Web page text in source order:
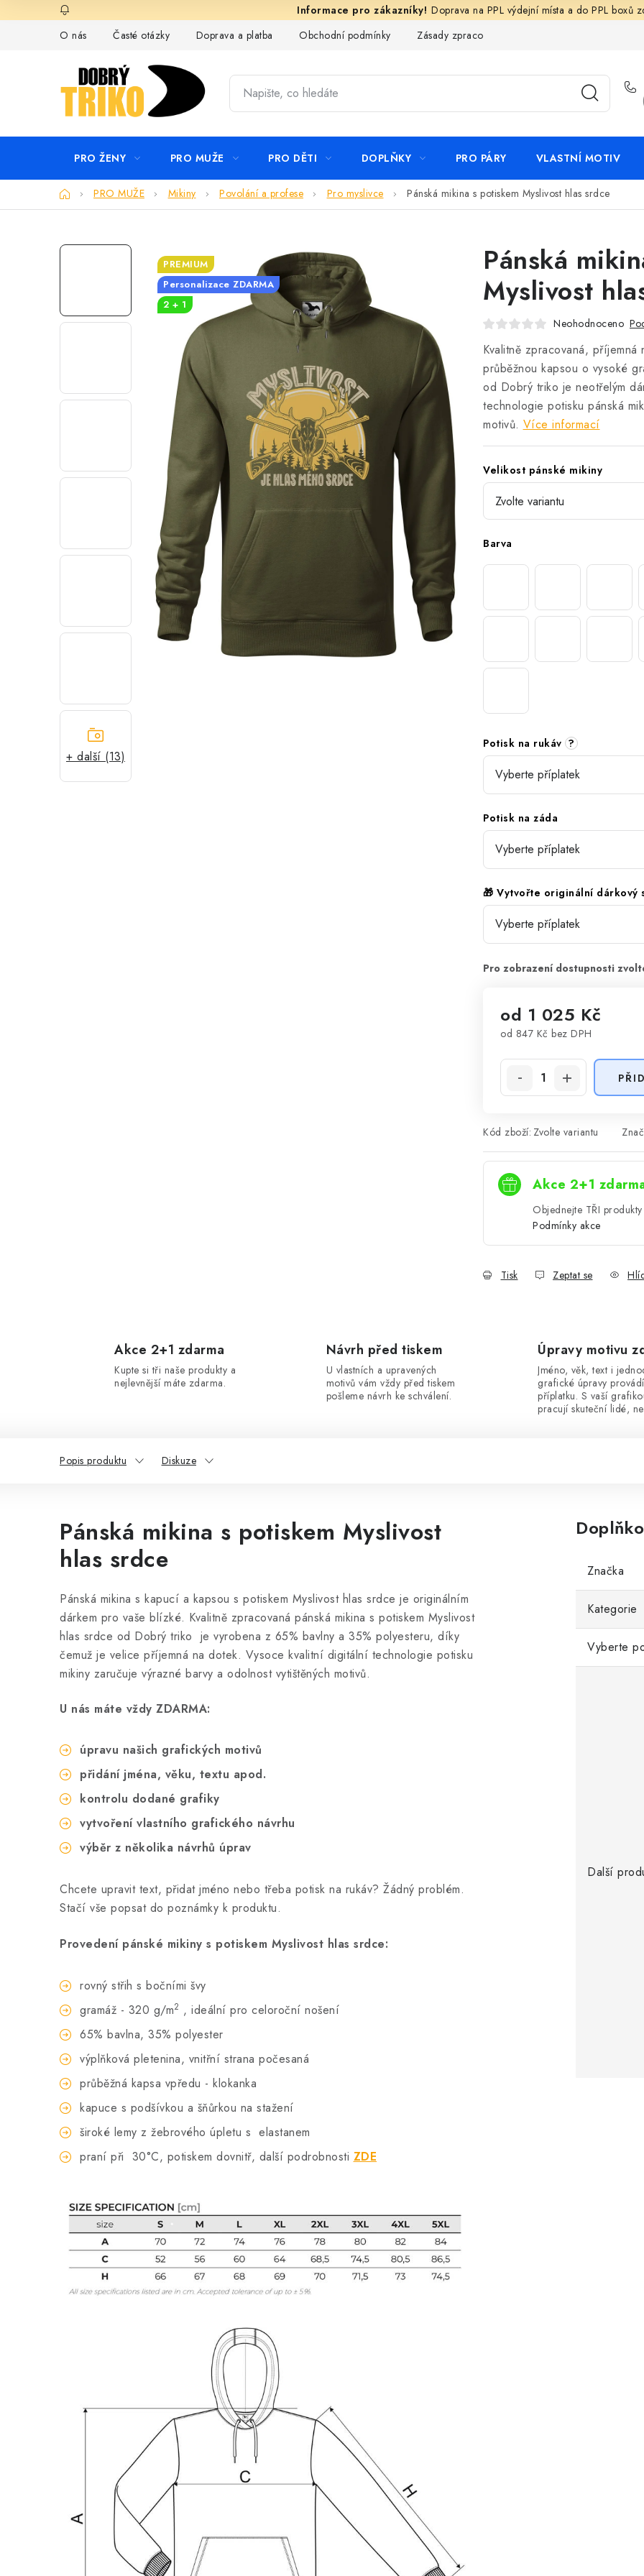
na
Doprava na PPL výdejní místa a do PPL boxů
O nás
Časté otázky Doprava a platba Obchodní podmínky Zásady zpracování ochrany osobních údajů
PRO ŽENY PRO MUŽE PRO DĚTI DOPLŇKY PRO PÁRY VLASTNÍ MOTIV
DomůPRO MUŽE Mikiny Povolání a profese Pro myslivce Pánská mikina s potiskem Myslivost hlas srdce
+ další (13)
Pánská
Myslivost
Neohodnoceno
Kvalitně zpracovaná,
průběžnou kapsou o vysoké
od Dobrý triko je neotřelým
technologie potisku pánská
motivů. Více informací
Velikost pánské mikiny
Barva
Potisk na rukáv ?
Potisk na záda
🎁 Vytvořte originální dárkový
od 1 025 Kč
od 847 Kč bez DPH
Kód zboží: Zvolte variantu
Akce 2+1
Objednejte TŘI
Podmínky akce
Tisk Zeptat se
PREMIUM
Personalizace ZDARMA
2 + 1
Akce 2+1 zdarma
Kupte si tři naše produkty a
nejlevnější máte zdarma.
Návrh před tiskem
U vlastních a upravených
motivů vám vždy před tiskem
pošleme návrh ke schválení.
Úpravy motivu
Jméno, věk, text i
grafické úpravy
příplatku. S vaší
pracují skuteční lidé,
Popis produktu Diskuze
Pánská mikina s potiskem Myslivost
hlas srdce
Pánská mikina s kapucí a kapsou s potiskem Myslivost hlas srdce je originálním
dárkem pro vaše blízké. Kvalitně zpracovaná pánská mikina s potiskem Myslivost
hlas srdce od Dobrý triko je vyrobena z 65% bavlny a 35% polyesteru, díky
čemuž je velice příjemná na dotek. Vysoce kvalitní digitální technologie potisku
mikiny zaručuje výrazné barvy a odolnost vytištěných motivů.
U nás máte vždy ZDARMA:
úpravu našich grafických motivů
přidání jména, věku, textu apod.
kontrolu dodané grafiky
vytvoření vlastního grafického návrhu
výběr z několika návrhů úprav
Chcete upravit text, přidat jméno nebo třeba potisk na rukáv? Žádný problém.
Stačí vše popsat do poznámky k produktu.
Provedení pánské mikiny s potiskem Myslivost hlas srdce:
rovný střih s bočními švy
gramáž - 320 g/m2 , ideální pro celoroční nošení
65% bavlna, 35% polyester
výplňková pletenina, vnitřní strana počesaná
průběžná kapsa vpředu - klokanka
kapuce s podšívkou a šňůrkou na stažení
široké lemy z žebrového úpletu s elastanem
praní při 30°C, potiskem dovnitř, další podrobnosti ZDE
Značka
Kategorie
Vyberte
Další